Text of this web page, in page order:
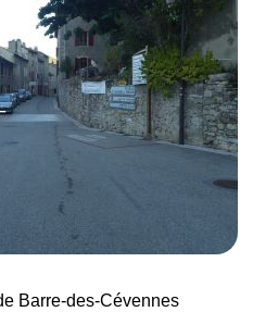
Barre-des-Cévennes